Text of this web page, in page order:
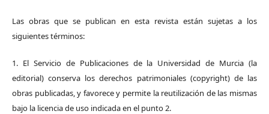
Las obras que se publican en esta revista están sujetas a los
siguientes términos:
1. El Servicio de Publicaciones de la Universidad de Murcia (la
editorial) conserva los derechos patrimoniales (copyright) de las
obras publicadas, y favorece y permite la reutilización de las mismas
bajo la licencia de uso indicada en el punto 2.